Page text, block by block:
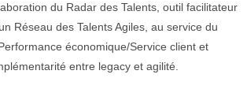
du Radar des Talents, outil facilitateur
Réseau des Talents Agiles, au service du
économique/Service client et
entre legacy et agilité.